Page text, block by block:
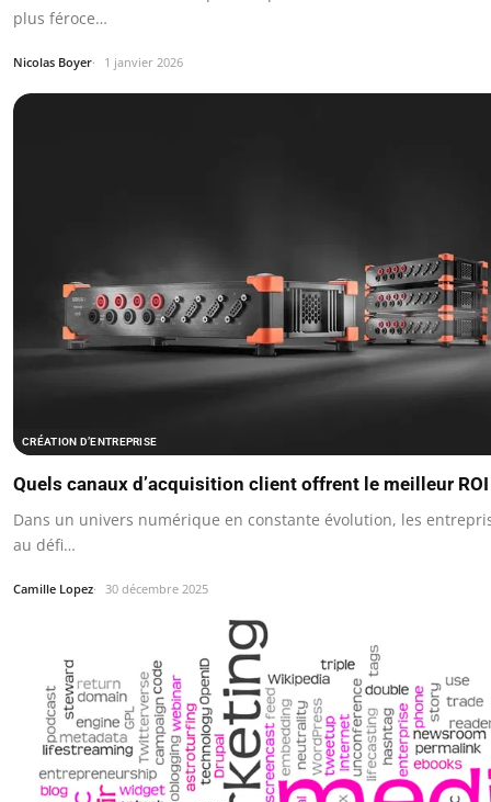
plus féroce…
Nicolas Boyer 1 janvier 2026
CRÉATION D’ENTREPRISE
Quels canaux d’acquisition client offrent le meilleur
Dans un univers numérique en constante évolution, les
au défi…
Camille Lopez 30 décembre 2025